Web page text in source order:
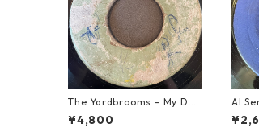
The Yardbrooms - My Des
ire【7-21922】
¥4,800
Al
reat